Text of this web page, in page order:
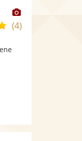
Dieser
Künstler
5,0
5
(4)